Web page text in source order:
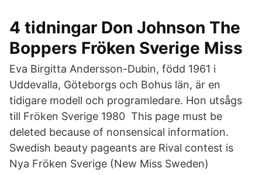
4 tidningar Don Johnson The
Boppers Fröken Sverige Miss
Eva Birgitta Andersson-Dubin, född 1961 i
Uddevalla, Göteborgs och Bohus län, är en
tidigare modell och programledare. Hon utsågs
till Fröken Sverige 1980 This page must be
deleted because of nonsensical information.
Swedish beauty pageants are Rival contest is
Nya Fröken Sverige (New Miss Sweden)